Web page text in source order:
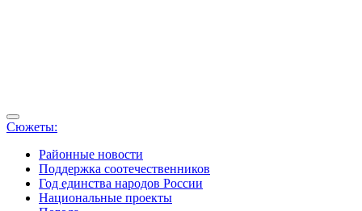
Сюжеты:
Районные новости
Поддержка соотечественников
Год единства народов России
Национальные проекты